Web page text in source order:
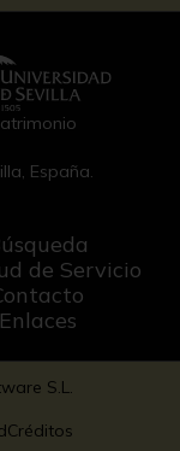
España.
de Servicio
Enlaces
S.L.
Créditos